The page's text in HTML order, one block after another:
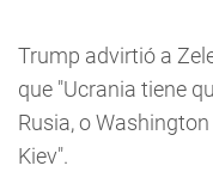
Trump advirtió a
que "Ucrania tiene
Rusia, o
Kiev".